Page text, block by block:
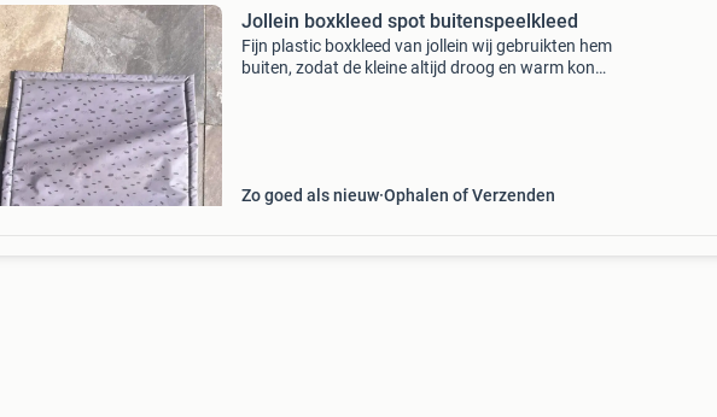
Jollein boxkleed spot buitenspeelkleed
Fijn plastic boxkleed van jollein wij gebruikten hem
buiten, zodat de kleine altijd droog en warm kon
Zo goed als nieuw Ophalen of Verzenden